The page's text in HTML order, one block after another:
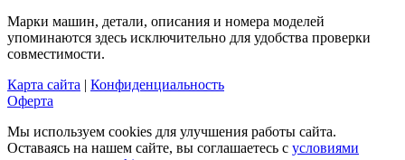
Марки машин, детали, описания и номера моделей
упоминаются здесь исключительно для удобства проверки
совместимости.
Карта сайта | Конфиденциальность
Оферта
Мы используем cookies для улучшения работы сайта.
Оставаясь на нашем сайте, вы соглашаетесь с условиями